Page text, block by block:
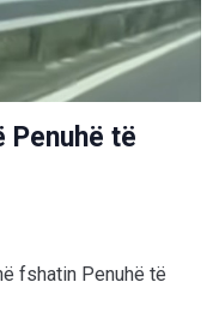
Penuhë të
fshatin Penuhë të